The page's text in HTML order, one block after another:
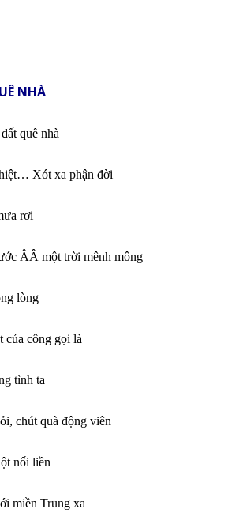
NHÀ
quê nhà
Xót xa phận đời
rơi
ÂÂ một trời mênh mông
lòng
của công gọi là
tình ta
chút quà động viên
nối liền
miền Trung xa